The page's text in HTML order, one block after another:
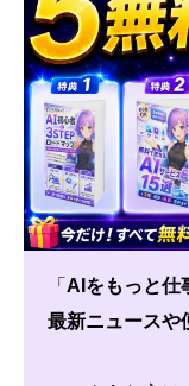
「 AIをもっと仕
最新ニュースや